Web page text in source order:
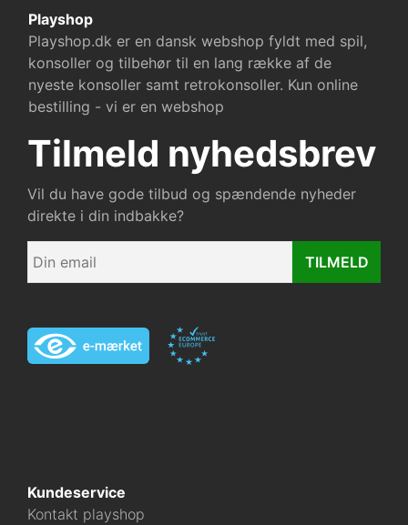
Playshop
Playshop.dk er en dansk webshop fyldt med spil,
konsoller og tilbehør til en lang række af de
nyeste konsoller samt retrokonsoller. Kun online
bestilling - vi er en webshop
Tilmeld nyhedsbrev
Vil du have gode tilbud og spændende nyheder
direkte i din indbakke?
TILMELD
Kundeservice
Kontakt playshop